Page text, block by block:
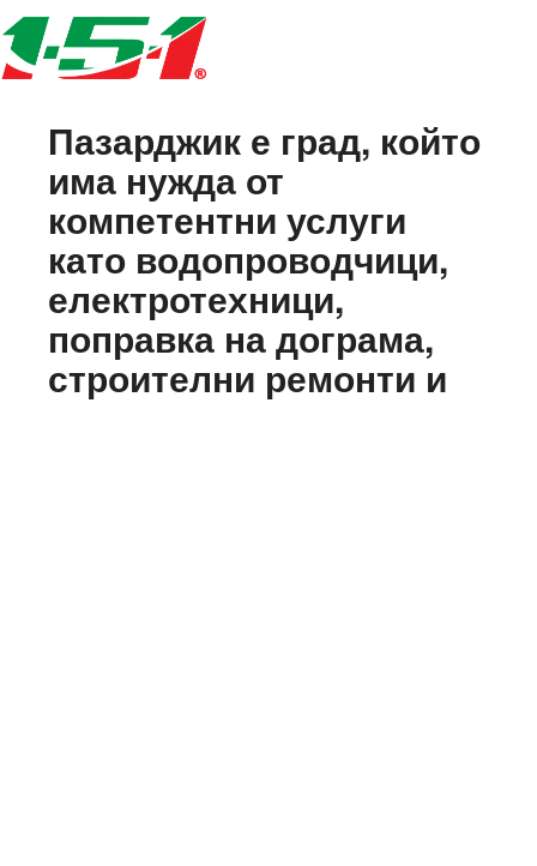
Пазарджик е град, който
има нужда от
компетентни услуги
като водопроводчици,
електротехници,
поправка на дограма,
строителни ремонти и